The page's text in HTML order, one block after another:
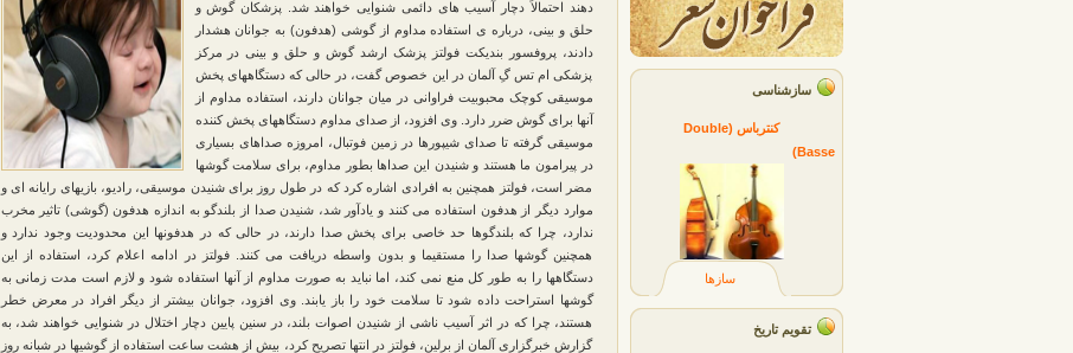
سازشناسی
کنترباس (Double
Basse)
سازها
تقویم تاریخ
دهند احتمالاً دچار آسیب های دائمی شنوایی خواهند شد. پزشکان گوش و
حلق و بینی، درباره ی استفاده مداوم از گوشی (هدفون) به جوانان هشدار
دادند، پروفسور بندیکت فولتز پزشک ارشد گوش و حلق و بینی در مرکز
پزشکی ام تس گِ آلمان در این خصوص گفت، در حالی که دستگاههای پخش
موسیقی کوچک محبوبیت فراوانی در میان جوانان دارند، استفاده مداوم از
آنها برای گوش ضرر دارد. وی افزود، از صدای مداوم دستگاههای پخش کننده
موسیقی گرفته تا صدای شیپورها در زمین فوتبال، امروزه صداهای بسیاری
در پیرامون ما هستند و شنیدن این صداها بطور مداوم، برای سلامت گوشها
مضر است، فولتز همچنین به افرادی اشاره کرد که در طول روز برای شنیدن موسیقی، رادیو، بازیهای رایانه ای و
موارد دیگر از هدفون استفاده می کنند و یادآور شد، شنیدن صدا از بلندگو به اندازه هدفون (گوشی) تاثیر مخرب
ندارد، چرا که بلندگوها حد خاصی برای پخش صدا دارند، در حالی که در هدفونها این محدودیت وجود ندارد و
همچنین گوشها صدا را مستقیما و بدون واسطه دریافت می کنند. فولتز در ادامه اعلام کرد، استفاده از این
دستگاهها را به طور کل منع نمی کند، اما نباید به صورت مداوم از آنها استفاده شود و لازم است مدت زمانی به
گوشها استراحت داده شود تا سلامت خود را باز یابند. وی افزود، جوانان بیشتر از دیگر افراد در معرض خطر
هستند، چرا که در اثر آسیب ناشی از شنیدن اصوات بلند، در سنین پایین دچار اختلال در شنوایی خواهند شد، به
گزارش خبرگزاری آلمان از برلین، فولتز در انتها تصریح کرد، بیش از هشت ساعت استفاده از گوشیها در شبانه روز